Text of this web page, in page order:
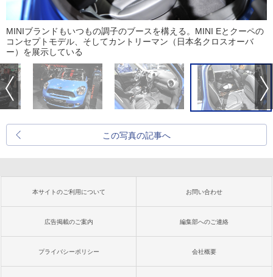
MINIブランドもいつもの調子のブースを構える。MINI Eとクーペの
コンセプトモデル、そしてカントリーマン（日本名クロスオーバ
ー）を展示している
この写真の記事へ
本サイトのご利用について お問い合わせ
広告掲載のご案内 編集部へのご連絡
プライバシーポリシー 会社概要